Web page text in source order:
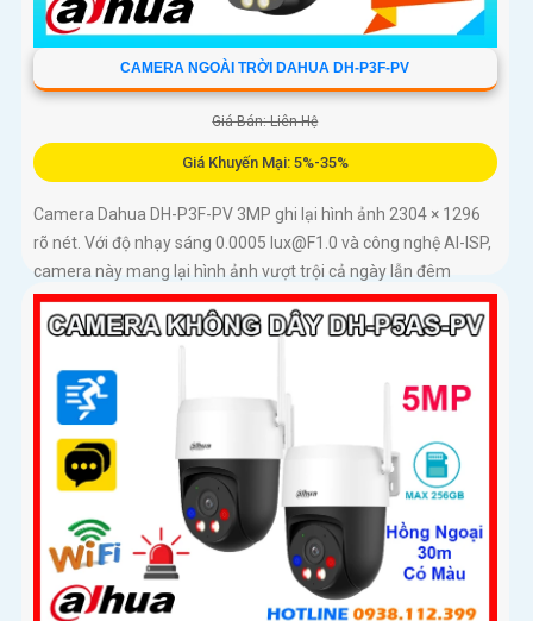
CAMERA NGOÀI TRỜI DAHUA DH-P3F-PV
Giá Bán: Liên Hệ
Giá Khuyến Mại: 5%-35%
Camera Dahua DH-P3F-PV 3MP ghi lại hình ảnh 2304 × 1296
rõ nét. Với độ nhạy sáng 0.0005 lux@F1.0 và công nghệ AI-ISP,
camera này mang lại hình ảnh vượt trội cả ngày lẫn đêm